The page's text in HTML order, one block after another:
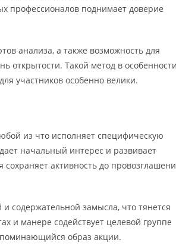
профессионалов поднимает доверие
анализа, а также возможность для
открытости. Такой метод в особенности
участников особенно велики.
из что исполняет специфическую
начальный интерес и развивает
активность до
содержательной замысла, что тянется
и манере содействует целевой группе
образ акции.